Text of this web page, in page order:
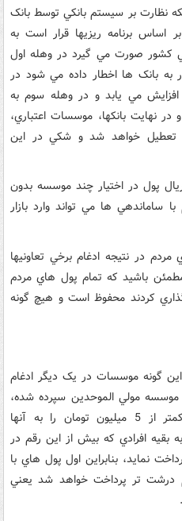
نظارت بر سيستم بانکي توسط بانک
برنامه ريزيها قرار است به
کشور صورت مي گيرد در وهله اول
به بانک ها اخطار داده مي شود در
افزايش مي يابد و در وهله سوم به
نهايت بانکها، موسسات اعتباري،
خواهد شد و شکي در اين
هزار ميليارد ريال پول در اختيار چند موسسه بدون
ساماندهي ها مي تواند وارد بازار
در نتيجه ادغام برخي تعاونيها
باشيد که تمام پول هاي مردم
کردند محفوظ است و هيچ گونه
گونه موسسات در يک ديگر ادغام
موسسه مولي الموحدين سپرده شده،
قرار است سپرده هاي مردم در کمتر از 5 ميليون تومان را به آنها
بقيه افرادي که بيش از اين رقم در
نمايد، بنابراين اول پول هاي با
درشت تر پرداخت خواهد شد يعني